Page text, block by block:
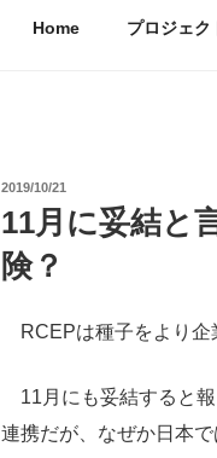
Home プロジェク
投
2019/10/21
11月に妥結と
険？
RCEPは種子をより企
11月にも妥結すると
連携だが、なぜか日本